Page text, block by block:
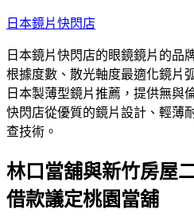
跳
主
要
內
容
日本鏡片快閃店
日本鏡片快閃店的眼鏡鏡片的品
根據度數、散光軸度最適化鏡片
日本製薄型鏡片推薦，提供無與
快閃店從優質的鏡片設計、輕薄
查技術。
林口當舖與新竹房屋
借款議定桃園當舖